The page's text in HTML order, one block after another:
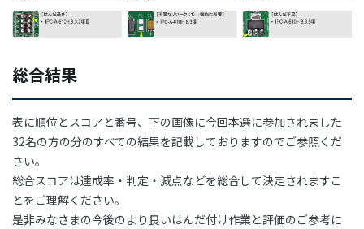
総合結果
表に順位とスコアと番号、下の画像に今回本選に参加されました
32名の方の分のすべての結果を記載しておりますのでご参照くだ
さい。
総合スコアは達成率・判定・減点などを総合して決定されますこ
とをご理解ください。
是非みなさまの今後のより良いはんだ付け作業と評価のご参考に